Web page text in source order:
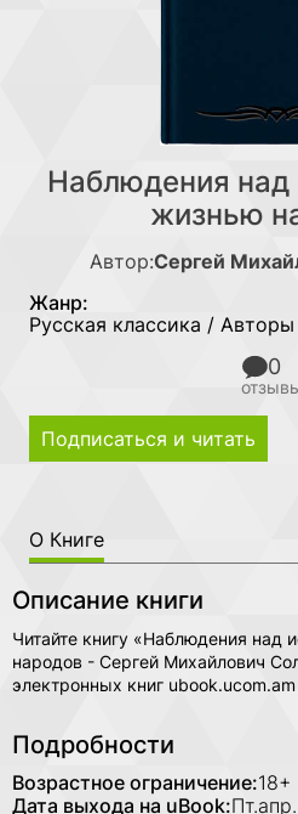
Наблюдения над
жизнью
Автор:Сергей
Жанр:
Русская классика / Авторы
0
Подписаться и читать
О Книге
Описание книги
Читайте книгу «Наблюдения над
народов - Сергей Михайлович
электронных книг ubook.ucom.am
Подробности
Возрастное ограничение:18+
Дата выхода на uBook:Пт.апр.